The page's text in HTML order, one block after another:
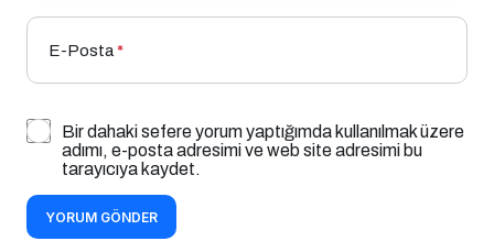
E-Posta*
Bir dahaki sefere yorum yaptığımda kullanılmak üzere
adımı, e-posta adresimi ve web site adresimi bu
tarayıcıya kaydet.
YORUM GÖNDER